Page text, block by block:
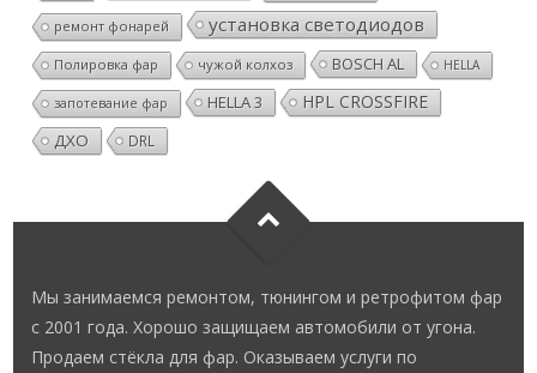
ремонт фонарей установка светодиодов
Полировка фар чужой колхоз BOSCH AL HELLA
запотевание фар HELLA 3 HPL CROSSFIRE
ДХО DRL
Мы занимаемся ремонтом, тюнингом и ретрофитом фар
с 2001 года. Хорошо защищаем автомобили от угона.
Продаем стёкла для фар. Оказываем услуги по